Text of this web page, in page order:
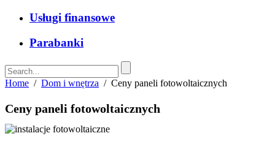
Usługi finansowe
Parabanki
Home / Dom i wnętrza / Ceny paneli fotowoltaicznych
Ceny paneli fotowoltaicznych